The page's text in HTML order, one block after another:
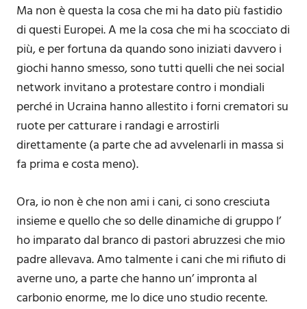
Ma non è questa la cosa che mi ha dato più fastidio
di questi Europei. A me la cosa che mi ha scocciato di
più, e per fortuna da quando sono iniziati davvero i
giochi hanno smesso, sono tutti quelli che nei social
network invitano a protestare contro i mondiali
perché in Ucraina hanno allestito i forni crematori su
ruote per catturare i randagi e arrostirli
direttamente (a parte che ad avvelenarli in massa si
fa prima e costa meno).
Ora, io non è che non ami i cani, ci sono cresciuta
insieme e quello che so delle dinamiche di gruppo l’
ho imparato dal branco di pastori abruzzesi che mio
padre allevava. Amo talmente i cani che mi rifiuto di
averne uno, a parte che hanno un’ impronta al
carbonio enorme, me lo dice uno studio recente.